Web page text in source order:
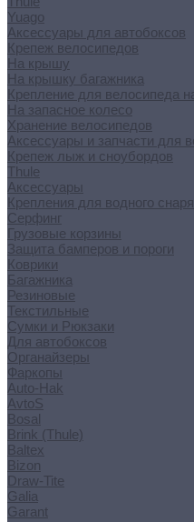
Yuago
Аксессуары для автобоксов
Крепеж велосипедов
На крышу
На крышку багажника
Крепление для велосипеда
На запасное колесо
Хранение велосипедов
Аксессуары и запчасти для
Крепеж лыж и сноубордов
Thule
Аксессуары
Крепления для водного
Серфинг
Грузовые корзины
Защита бамперов и пороги
Коврики
Багажника
Резиновые
Текстильные
Сумки и Рюкзаки
Для автобоксов
Органайзеры
Фаркопы
Auto-Hak
AvtoS
Bosal
Brink (Thule)
Baltex
Bizon
Draw-Tite
Galia
Garant